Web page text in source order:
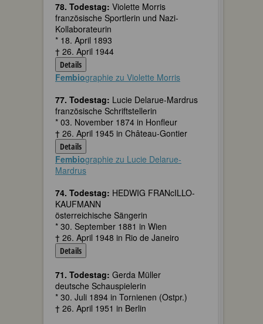
78. Todestag: Violette Morris
französische Sportlerin und Nazi-
Kollaborateurin
* 18. April 1893
† 26. April 1944
Details
Fembiographie zu Violette Morris
77. Todestag: Lucie Delarue-Mardrus
französische Schriftstellerin
* 03. November 1874 in Honfleur
† 26. April 1945 in Château-Gontier
Details
Fembiographie zu Lucie Delarue-
Mardrus
74. Todestag: HEDWIG FRANcILLO-
KAUFMANN
österreichische Sängerin
* 30. September 1881 in Wien
† 26. April 1948 in Rio de Janeiro
Details
71. Todestag: Gerda Müller
deutsche Schauspielerin
* 30. Juli 1894 in Tornienen (Ostpr.)
† 26. April 1951 in Berlin